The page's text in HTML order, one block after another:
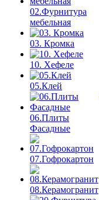
02.Фурнитура
мебельная
03. Кромка
10. Хефеле
05.Клей
06.Плиты
Фасадные
07.Гофрокартон
08.Керамогранит